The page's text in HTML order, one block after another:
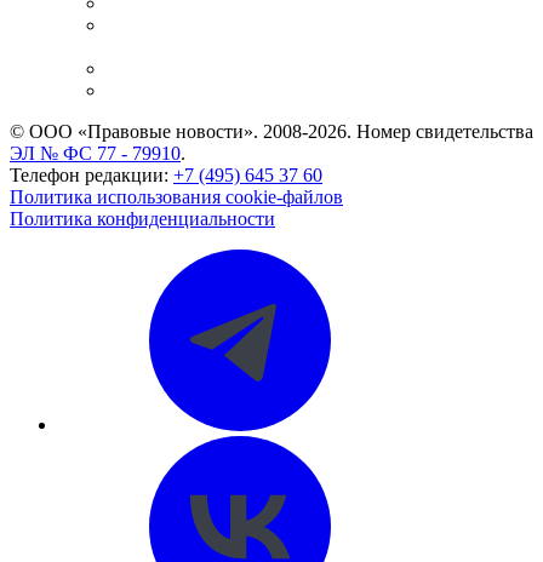
© ООО «Правовые новости». 2008-2026. Номер свидетельства
ЭЛ № ФС 77 - 79910.
Телефон редакции: +7 (495) 645 37 60
Политика использования cookie-файлов
Политика конфиденциальности